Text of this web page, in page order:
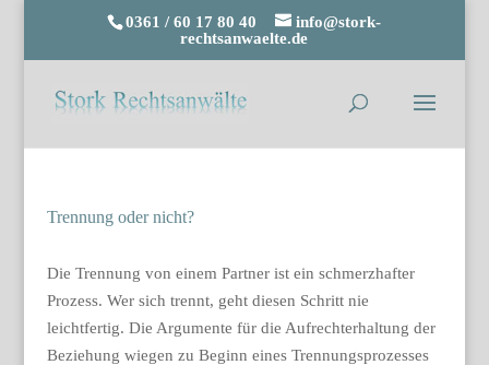
0361 / 60 17 80 40
info@stork-
rechtsanwaelte.de
Trennung oder nicht?
Die Trennung von einem Partner ist ein schmerzhafter
Prozess. Wer sich trennt, geht diesen Schritt nie
leichtfertig. Die Argumente für die Aufrechterhaltung der
Beziehung wiegen zu Beginn eines Trennungsprozesses